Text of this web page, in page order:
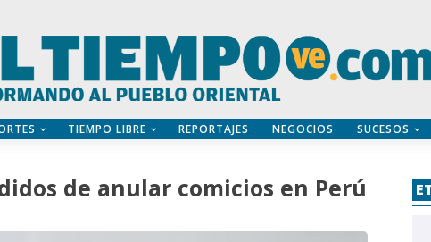
TIEMPO LIBRE REPORTAJES NEGOCIOS SUCESOS
de anular comicios en Perú